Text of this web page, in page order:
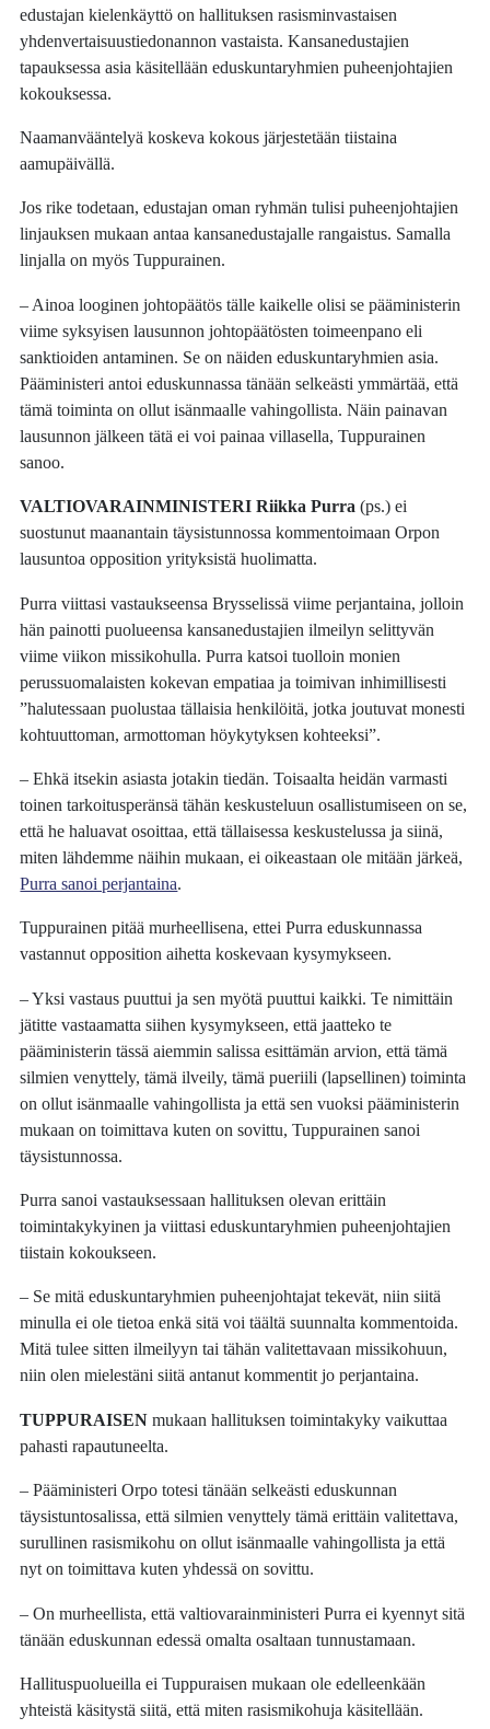
edustajan kielenkäyttö on hallituksen rasisminvastaisen
yhdenvertaisuustiedonannon vastaista. Kansanedustajien
tapauksessa asia käsitellään eduskuntaryhmien puheenjohtajien
kokouksessa.
Naamanvääntelyä koskeva kokous järjestetään tiistaina
aamupäivällä.
Jos rike todetaan, edustajan oman ryhmän tulisi puheenjohtajien
linjauksen mukaan antaa kansanedustajalle rangaistus. Samalla
linjalla on myös Tuppurainen.
– Ainoa looginen johtopäätös tälle kaikelle olisi se pääministerin
viime syksyisen lausunnon johtopäätösten toimeenpano eli
sanktioiden antaminen. Se on näiden eduskuntaryhmien asia.
Pääministeri antoi eduskunnassa tänään selkeästi ymmärtää, että
tämä toiminta on ollut isänmaalle vahingollista. Näin painavan
lausunnon jälkeen tätä ei voi painaa villasella, Tuppurainen
sanoo.
VALTIOVARAINMINISTERI Riikka Purra (ps.) ei
suostunut maanantain täysistunnossa kommentoimaan Orpon
lausuntoa opposition yrityksistä huolimatta.
Purra viittasi vastaukseensa Brysselissä viime perjantaina, jolloin
hän painotti puolueensa kansanedustajien ilmeilyn selittyvän
viime viikon missikohulla. Purra katsoi tuolloin monien
perussuomalaisten kokevan empatiaa ja toimivan inhimillisesti
”halutessaan puolustaa tällaisia henkilöitä, jotka joutuvat monesti
kohtuuttoman, armottoman höykytyksen kohteeksi”.
– Ehkä itsekin asiasta jotakin tiedän. Toisaalta heidän varmasti
toinen tarkoitusperänsä tähän keskusteluun osallistumiseen on se,
että he haluavat osoittaa, että tällaisessa keskustelussa ja siinä,
miten lähdemme näihin mukaan, ei oikeastaan ole mitään järkeä,
Purra sanoi perjantaina.
Tuppurainen pitää murheellisena, ettei Purra eduskunnassa
vastannut opposition aihetta koskevaan kysymykseen.
– Yksi vastaus puuttui ja sen myötä puuttui kaikki. Te nimittäin
jätitte vastaamatta siihen kysymykseen, että jaatteko te
pääministerin tässä aiemmin salissa esittämän arvion, että tämä
silmien venyttely, tämä ilveily, tämä pueriili (lapsellinen) toiminta
on ollut isänmaalle vahingollista ja että sen vuoksi pääministerin
mukaan on toimittava kuten on sovittu, Tuppurainen sanoi
täysistunnossa.
Purra sanoi vastauksessaan hallituksen olevan erittäin
toimintakykyinen ja viittasi eduskuntaryhmien puheenjohtajien
tiistain kokoukseen.
– Se mitä eduskuntaryhmien puheenjohtajat tekevät, niin siitä
minulla ei ole tietoa enkä sitä voi täältä suunnalta kommentoida.
Mitä tulee sitten ilmeilyyn tai tähän valitettavaan missikohuun,
niin olen mielestäni siitä antanut kommentit jo perjantaina.
TUPPURAISEN mukaan hallituksen toimintakyky vaikuttaa
pahasti rapautuneelta.
– Pääministeri Orpo totesi tänään selkeästi eduskunnan
täysistuntosalissa, että silmien venyttely tämä erittäin valitettava,
surullinen rasismikohu on ollut isänmaalle vahingollista ja että
nyt on toimittava kuten yhdessä on sovittu.
– On murheellista, että valtiovarainministeri Purra ei kyennyt sitä
tänään eduskunnan edessä omalta osaltaan tunnustamaan.
Hallituspuolueilla ei Tuppuraisen mukaan ole edelleenkään
yhteistä käsitystä siitä, että miten rasismikohuja käsitellään.